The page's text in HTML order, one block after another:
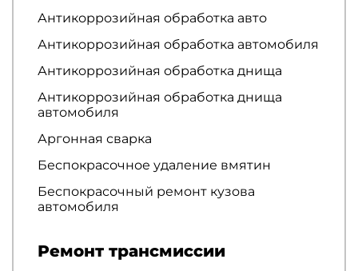
Антикоррозийная обработка авто
Антикоррозийная обработка автомобиля
Антикоррозийная обработка днища
Антикоррозийная обработка днища
автомобиля
Аргонная сварка
Беспокрасочное удаление вмятин
Беспокрасочный ремонт кузова
автомобиля
Ремонт трансмиссии